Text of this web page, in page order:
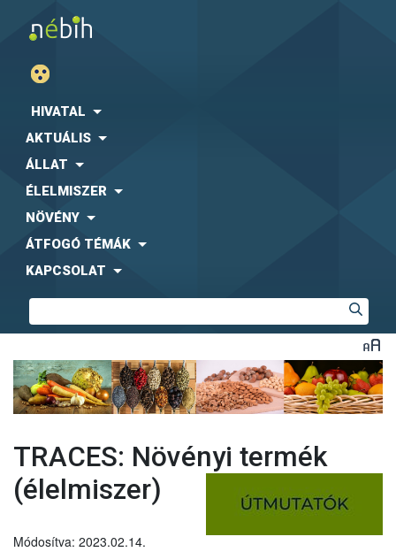
HIVATAL
AKTUÁLIS
ÁLLAT
ÉLELMISZER
NÖVÉNY
ÁTFOGÓ TÉMÁK
KAPCSOLAT
TRACES: Növényi termék
(élelmiszer)
Módosítva: 2023.02.14.